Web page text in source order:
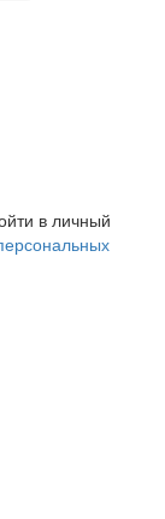
в личный